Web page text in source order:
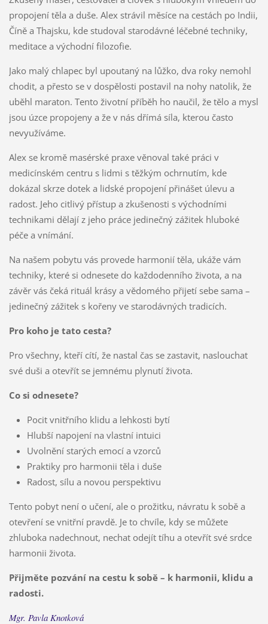
propojení těla a duše. Alex strávil měsíce na cestách po Indii,
Číně a Thajsku, kde studoval starodávné léčebné techniky,
meditace a východní filozofie.
Jako malý chlapec byl upoutaný na lůžko, dva roky nemohl
chodit, a přesto se v dospělosti postavil na nohy natolik, že
uběhl maraton. Tento životní příběh ho naučil, že tělo a mysl
jsou úzce propojeny a že v nás dřímá síla, kterou často
nevyužíváme.
Alex se kromě masérské praxe věnoval také práci v
medicínském centru s lidmi s těžkým ochrnutím, kde
dokázal skrze dotek a lidské propojení přinášet úlevu a
radost. Jeho citlivý přístup a zkušenosti s východními
technikami dělají z jeho práce jedinečný zážitek hluboké
péče a vnímání.
Na našem pobytu vás provede harmonií těla, ukáže vám
techniky, které si odnesete do každodenního života, a na
závěr vás čeká rituál krásy a vědomého přijetí sebe sama –
jedinečný zážitek s kořeny ve starodávných tradicích.
Pro koho je tato cesta?
Pro všechny, kteří cítí, že nastal čas se zastavit, naslouchat
své duši a otevřít se jemnému plynutí života.
Co si odnesete?
Pocit vnitřního klidu a lehkosti bytí
Hlubší napojení na vlastní intuici
Uvolnění starých emocí a vzorců
Praktiky pro harmonii těla i duše
Radost, sílu a novou perspektivu
Tento pobyt není o učení, ale o prožitku, návratu k sobě a
otevření se vnitřní pravdě. Je to chvíle, kdy se můžete
zhluboka nadechnout, nechat odejít tíhu a otevřít své srdce
harmonii života.
Přijměte pozvání na cestu k sobě – k harmonii, klidu a
radosti.
Mgr. Pavla Knotková